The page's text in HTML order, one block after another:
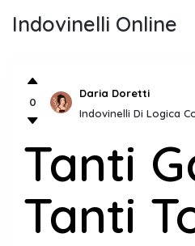
Indovinelli Online
0
Daria Doretti
Indovinelli Di Logica
Tanti
Tanti